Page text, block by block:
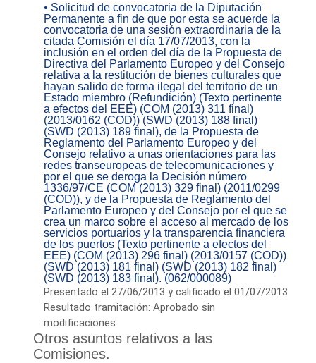
• Solicitud de convocatoria de la Diputación
Permanente a fin de que por esta se acuerde la
convocatoria de una sesión extraordinaria de la
citada Comisión el día 17/07/2013, con la
inclusión en el orden del día de la Propuesta de
Directiva del Parlamento Europeo y del Consejo
relativa a la restitución de bienes culturales que
hayan salido de forma ilegal del territorio de un
Estado miembro (Refundición) (Texto pertinente
a efectos del EEE) (COM (2013) 311 final)
(2013/0162 (COD)) (SWD (2013) 188 final)
(SWD (2013) 189 final), de la Propuesta de
Reglamento del Parlamento Europeo y del
Consejo relativo a unas orientaciones para las
redes transeuropeas de telecomunicaciones y
por el que se deroga la Decisión número
1336/97/CE (COM (2013) 329 final) (2011/0299
(COD)), y de la Propuesta de Reglamento del
Parlamento Europeo y del Consejo por el que se
crea un marco sobre el acceso al mercado de los
servicios portuarios y la transparencia financiera
de los puertos (Texto pertinente a efectos del
EEE) (COM (2013) 296 final) (2013/0157 (COD))
(SWD (2013) 181 final) (SWD (2013) 182 final)
(SWD (2013) 183 final). (062/000089)
Presentado el 27/06/2013 y calificado el 01/07/2013
Resultado tramitación: Aprobado sin
modificaciones
Otros asuntos relativos a las
Comisiones.